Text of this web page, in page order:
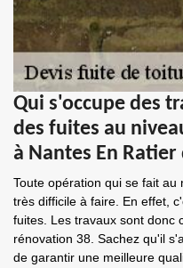
Qui s'occupe des
des fuites au
à Nantes En Ratier
Toute opération qui se fait
très difficile à faire. En effet,
fuites. Les travaux sont donc
rénovation 38. Sachez qu'il
de garantir une meilleure